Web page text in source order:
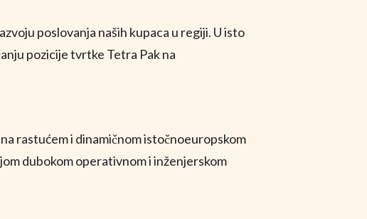
poslovanja naših kupaca u regiji. U isto
pozicije tvrtke Tetra Pak na
rastućem i dinamičnom istočnoeuropskom
dubokom operativnom i inženjerskom